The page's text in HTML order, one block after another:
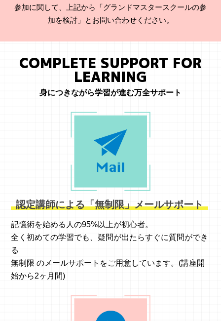
参加に関して、上記から「グランドマスタースクールの参
加を検討」とお問い合わせください。
COMPLETE SUPPORT FOR
LEARNING
身につきながら学習が進む万全サポート
認定講師による「無制限」メールサポート
記憶術を始める人の95%以上が初心者。
全く初めての学習でも、疑問が出たらすぐに質問ができ
る
無制限 のメールサポートをご用意しています。(講座開
始から2ヶ月間)